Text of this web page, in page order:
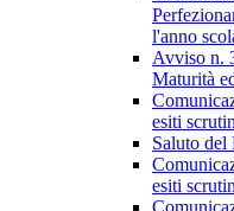
l'anno
Avviso n.
Maturità
esiti
Saluto del
esiti